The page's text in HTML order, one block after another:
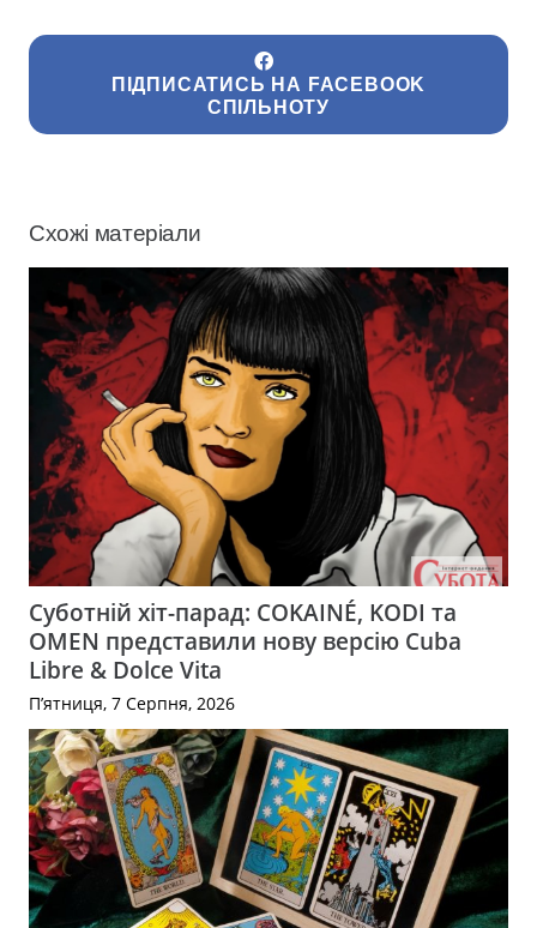
ПІДПИСАТИСЬ НА FACEBOOK
СПІЛЬНОТУ
Схожі матеріали
Суботній хіт-парад: COKAINÉ, KODI та
OMEN представили нову версію Cuba
Libre & Dolce Vita
П’ятниця, 7 Серпня, 2026